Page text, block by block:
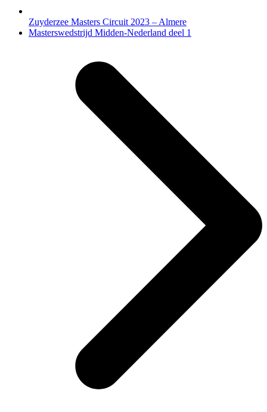
Zuyderzee Masters Circuit 2023 – Almere
next
Masterswedstrijd Midden-Nederland deel 1